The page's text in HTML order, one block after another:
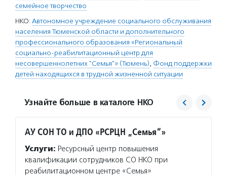
семейное творчество
НКО: Автономное учреждение социального обслуживания
населения Тюменской области и дополнительного
профессионального образования «Региональный
социально-реабилитационный центр для
несовершеннолетних "Семья"» (Тюмень), Фонд поддержки
детей находящихся в трудной жизненной ситуации
Узнайте больше в каталоге НКО
АУ СОН ТО и ДПО «РСРЦН „Семья“»
Услуги: Ресурсный центр повышения
квалификации сотрудников СО НКО при
реабилитационном центре «Семья»